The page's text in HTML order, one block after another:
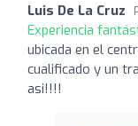
Luis De La Cruz
Experiencia
ubicada en el
cualificado y un
asi!!!!